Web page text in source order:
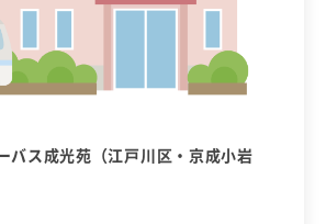
バス成光苑（江戸川区・京成小岩